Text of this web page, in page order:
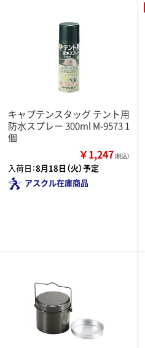
キャプテンスタッグ テント用
防水スプレー 300ml M-9573 1
個
￥1,247（税込）
入荷日：8月18日（火）予定
アスクル在庫商品